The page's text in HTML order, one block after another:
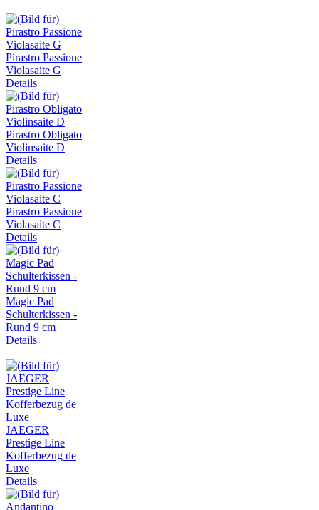
Pirastro Passione
Violasaite G
Details
Pirastro Obligato
Violinsaite D
Details
Pirastro Passione
Violasaite C
Details
Magic Pad
Schulterkissen -
Rund 9 cm
Details
JAEGER
Prestige Line
Kofferbezug de
Luxe
Details